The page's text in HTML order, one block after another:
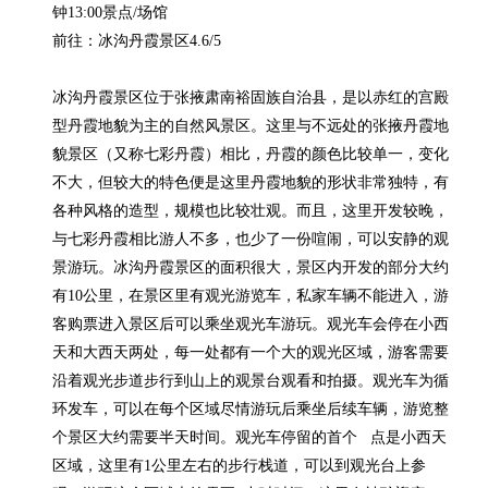
钟13:00景点/场馆
前往：冰沟丹霞景区4.6/5
冰沟丹霞景区位于张掖肃南裕固族自治县，是以赤红的宫殿
型丹霞地貌为主的自然风景区。这里与不远处的张掖丹霞地
貌景区（又称七彩丹霞）相比，丹霞的颜色比较单一，变化
不大，但较大的特色便是这里丹霞地貌的形状非常独特，有
各种风格的造型，规模也比较壮观。而且，这里开发较晚，
与七彩丹霞相比游人不多，也少了一份喧闹，可以安静的观
景游玩。冰沟丹霞景区的面积很大，景区内开发的部分大约
有10公里，在景区里有观光游览车，私家车辆不能进入，游
客购票进入景区后可以乘坐观光车游玩。观光车会停在小西
天和大西天两处，每一处都有一个大的观光区域，游客需要
沿着观光步道步行到山上的观景台观看和拍摄。观光车为循
环发车，可以在每个区域尽情游玩后乘坐后续车辆，游览整
个景区大约需要半天时间。观光车停留的首个   点是小西天
区域，这里有1公里左右的步行栈道，可以到观光台上参